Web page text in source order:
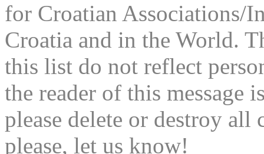
for Croatian Associations/
Croatia and in the World.
this list do not reflect
the reader of this message
please delete or destroy
please, let us know!